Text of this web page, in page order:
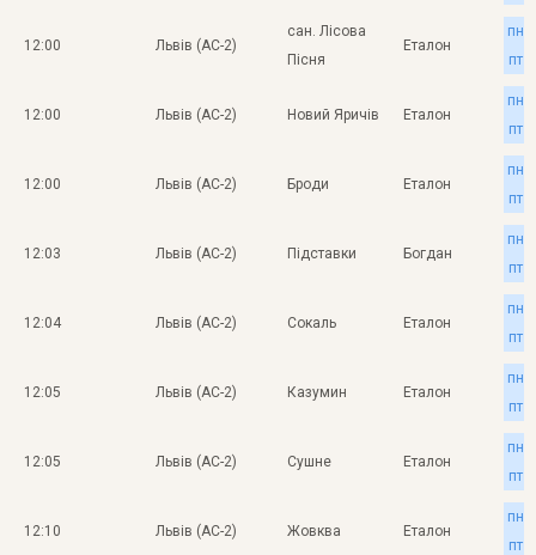
12:00 Львів (АС-2)
сан. Лісова
Пісня
Еталон
пн
пт
12:00 Львів (АС-2) Новий Яричів Еталон
пн
пт
12:00 Львів (АС-2) Броди Еталон
пн
пт
12:03 Львів (АС-2) Підставки Богдан
пн
пт
12:04 Львів (АС-2) Сокаль Еталон
пн
пт
12:05 Львів (АС-2) Казумин Еталон
пн
пт
12:05 Львів (АС-2) Сушне Еталон
пн
пт
12:10 Львів (АС-2) Жовква Еталон
пн
пт